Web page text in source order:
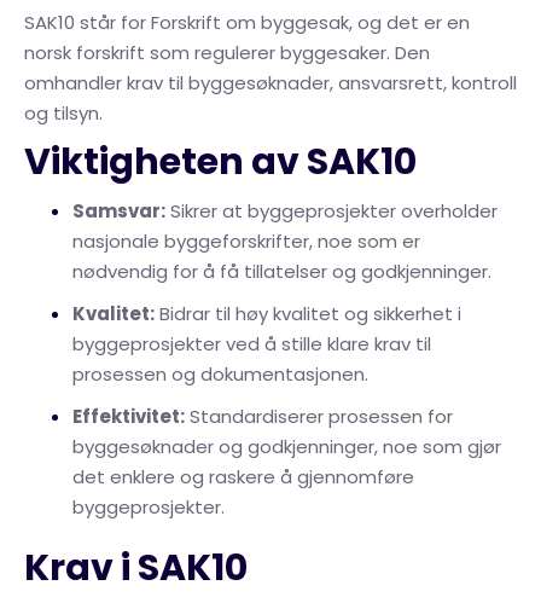
SAK10 står for Forskrift om byggesak, og det er en
norsk forskrift som regulerer byggesaker. Den
omhandler krav til byggesøknader, ansvarsrett, kontroll
og tilsyn.
Viktigheten av SAK10
Samsvar:Sikrer at byggeprosjekter overholder
nasjonale byggeforskrifter, noe som er
nødvendig for å få tillatelser og godkjenninger.
Kvalitet:Bidrar til høy kvalitet og sikkerhet i
byggeprosjekter ved å stille klare krav til
prosessen og dokumentasjonen.
Effektivitet:Standardiserer prosessen for
byggesøknader og godkjenninger, noe som gjør
det enklere og raskere å gjennomføre
byggeprosjekter.
Krav i SAK10